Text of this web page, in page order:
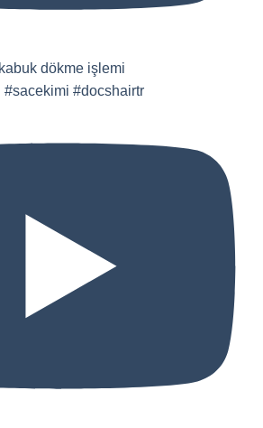
dökme işlemi
#docshairtr